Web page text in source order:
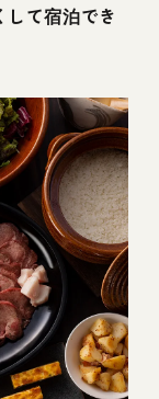
て宿泊でき